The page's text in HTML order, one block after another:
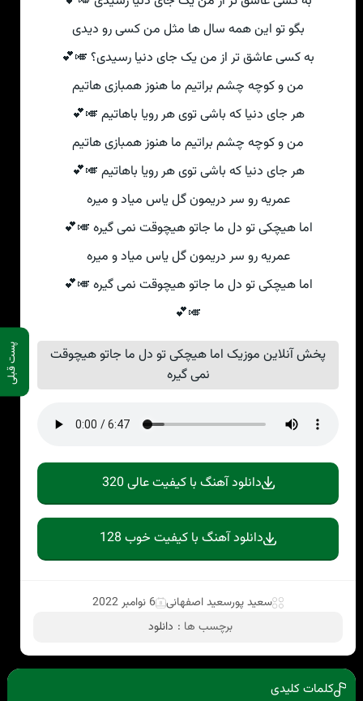
پست قبلی
بگو تو این همه سال ها مثل من کسی رو دیدی
به کسی عاشق تر از من یک جای دنیا رسیدی؟ 🎺💕
من و کوچه چشم براتیم ما هنوز همبازی هاتیم
هر جای دنیا که باشی توی هر رویا باهاتیم 🎺💕
من و کوچه چشم براتیم ما هنوز همبازی هاتیم
هر جای دنیا که باشی توی هر رویا باهاتیم 🎺💕
عمریه رو سر دریمون گل یاس میاد و میره
اما هیچکی تو دل ما جاتو هیچوقت نمی گیره 🎺💕
عمریه رو سر دریمون گل یاس میاد و میره
اما هیچکی تو دل ما جاتو هیچوقت نمی گیره 🎺💕
🎺💕
پخش آنلاین موزیک اما هیچکی تو دل ما جاتو هیچوقت
نمی گیره
دانلود آهنگ با کیفیت عالی 320
دانلود آهنگ با کیفیت خوب 128
سعید پورسعید اصفهانی 6 نوامبر 2022
برچسب ها : دانلود
کلمات کلیدی